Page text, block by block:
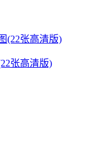
张高清版)